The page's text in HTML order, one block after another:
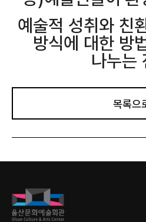
예술적 성취와 친
방식에 대한 방
나누는
목록으